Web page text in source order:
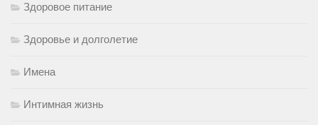
Здоровое питание
Здоровье и долголетие
Имена
Интимная жизнь